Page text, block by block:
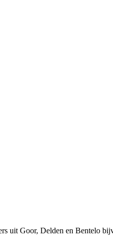
uit Goor, Delden en Bentelo